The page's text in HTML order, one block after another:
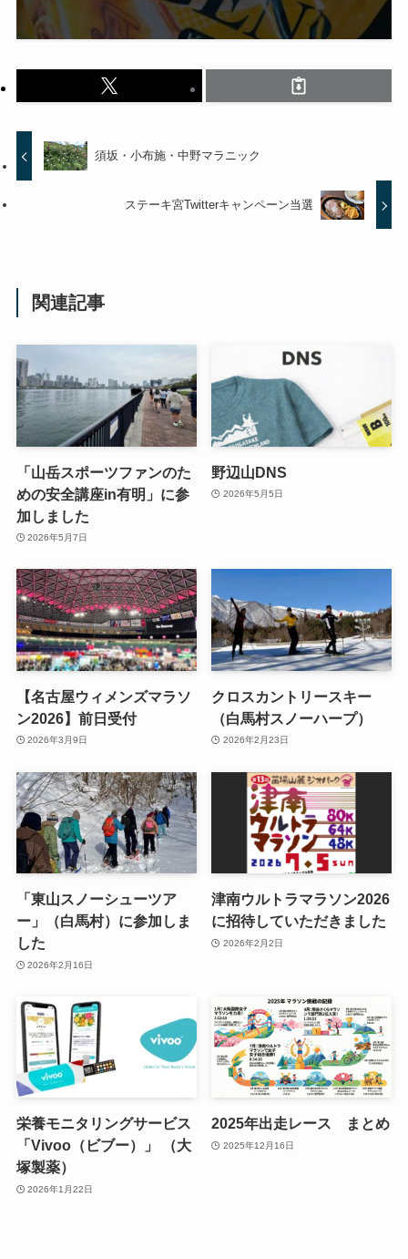
須坂・小布施・中野マラニック
ステーキ宮Twitterキャンペーン当選
関連記事
「山岳スポーツファンのた
めの安全講座in有明」に参
加しました
2026年5月7日
野辺山DNS
2026年5月5日
【名古屋ウィメンズマラソ
ン2026】前日受付
2026年3月9日
クロスカントリースキー
（白馬村スノーハープ）
2026年2月23日
「東山スノーシューツア
ー」（白馬村）に参加しま
した
2026年2月16日
津南ウルトラマラソン2026
に招待していただきました
2026年2月2日
栄養モニタリングサービス
「Vivoo（ビブー）」 （大
塚製薬）
2026年1月22日
2025年出走レース まとめ
2025年12月16日